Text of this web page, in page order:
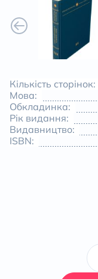
Кількість сторінок:
Мова:
Обкладинка:
Рік видання:
Видавництво:
ISBN: